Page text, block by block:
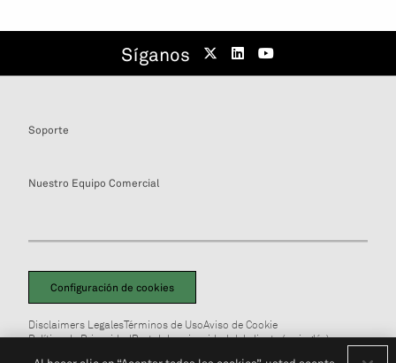
Síganos
Soporte
Nuestro Equipo Comercial
Configuración de cookies
Disclaimers LegalesTérminos de UsoAviso de Cookie
Política de PrivacidadPortal de privacidad del cliente (en inglés)